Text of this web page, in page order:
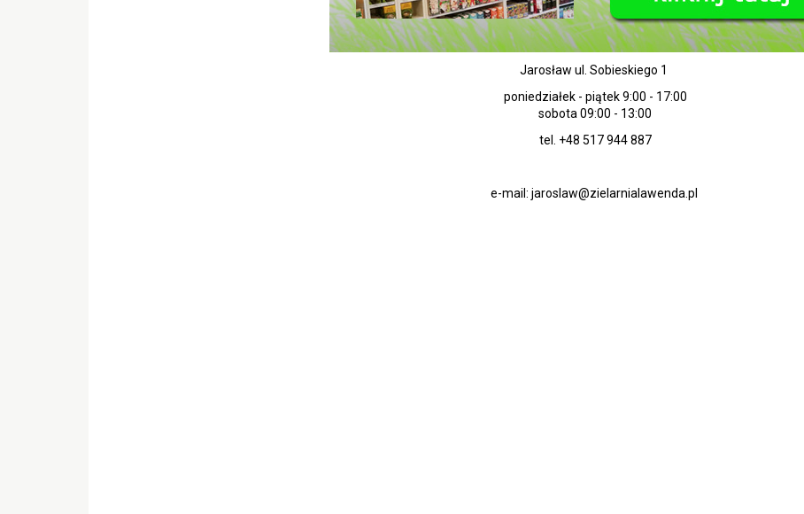
Jarosław ul. Sobieskiego 1
poniedziałek - piątek 9:00 - 17:00
sobota 09:00 - 13:00
tel. +48 517 944 887
e-mail: jaroslaw@zielarnialawenda.pl